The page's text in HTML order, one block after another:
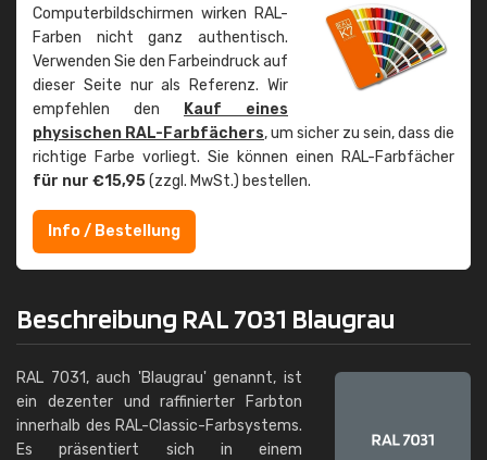
Computerbildschirmen wirken RAL-
Farben nicht ganz authentisch.
Verwenden Sie den Farbeindruck auf
dieser Seite nur als Referenz. Wir
empfehlen den
Kauf eines
physischen RAL-Farbfächers, um sicher zu sein, dass die
richtige Farbe vorliegt. Sie können einen RAL-Farbfächer
für nur €15,95(zzgl. MwSt.) bestellen.
Info / Bestellung
Beschreibung RAL 7031 Blaugrau
RAL 7031, auch 'Blaugrau' genannt, ist
ein dezenter und raffinierter Farbton
innerhalb des RAL-Classic-Farbsystems.
Es präsentiert sich in einem